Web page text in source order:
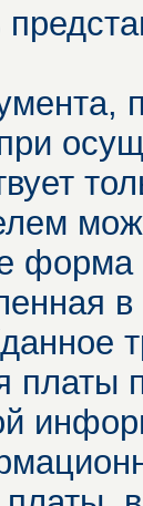
форма
в
платы